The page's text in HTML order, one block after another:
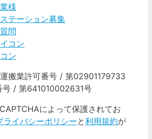
様
テーション募集
問
搬業許可番号 / 第02901179733
号 / 第641010002631号
によって保護されてお
ライバシーポリシーと利用規約が